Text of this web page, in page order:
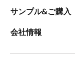
サンプル&ご購入
会社情報
画
大石 徹